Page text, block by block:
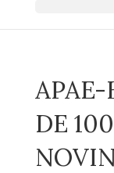
APAE-
DE